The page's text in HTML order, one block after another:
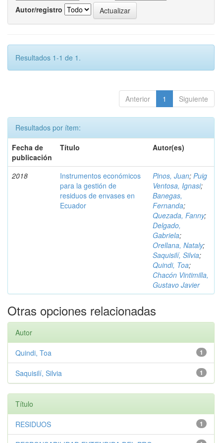
Autor/registro
Resultados 1-1 de 1.
Anterior 1 Siguiente
Resultados por ítem:
Fecha de
publicación
Título Autor(es)
2018
Instrumentos económicos
para la gestión de
residuos de envases en
Ecuador
Pinos, Juan; Puig
Ventosa, Ignasi;
Banegas,
Fernanda;
Quezada, Fanny;
Delgado,
Gabriela;
Orellana, Nataly;
Saquisilí, Silvia;
Quindi, Toa;
Chacón Vintimilla,
Gustavo Javier
Otras opciones relacionadas
Autor
1
Quindi, Toa
1
Saquisilí, Silvia
Título
1
RESIDUOS